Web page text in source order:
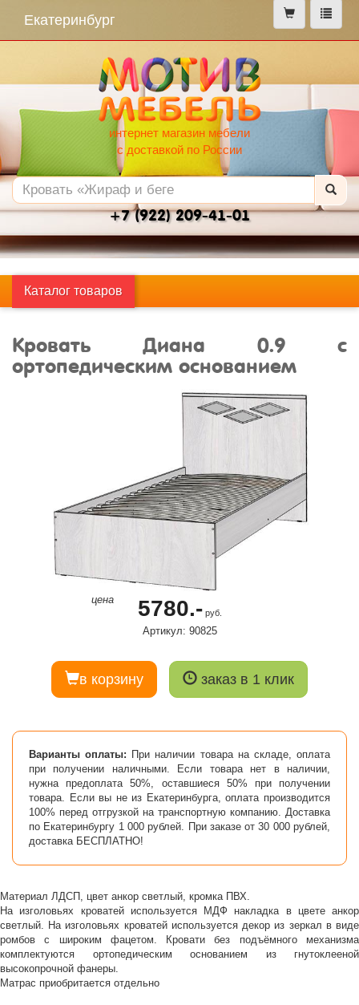
меню
Екатеринбург
интернет магазин мебели
с доставкой по России
+7 (922) 209-41-01
Каталог товаров
Кровать Диана 0.9 с
ортопедическим основанием
цена 5780.-руб.
Артикул: 90825
в корзину заказ в 1 клик
Варианты оплаты: При наличии товара на складе, оплата
при получении наличными. Если товара нет в наличии,
нужна предоплата 50%, оставшиеся 50% при получении
товара. Если вы не из Екатеринбурга, оплата производится
100% перед отгрузкой на транспортную компанию. Доставка
по Екатеринбургу 1 000 рублей. При заказе от 30 000 рублей,
доставка БЕСПЛАТНО!
Материал ЛДСП, цвет анкор светлый, кромка ПВХ.
На изголовьях кроватей используется МДФ накладка в цвете анкор
светлый. На изголовьях кроватей используется декор из зеркал в виде
ромбов с широким фацетом. Кровати без подъёмного механизма
комплектуются ортопедическим основанием из гнутоклееной
высокопрочной фанеры.
Матрас приобритается отдельно